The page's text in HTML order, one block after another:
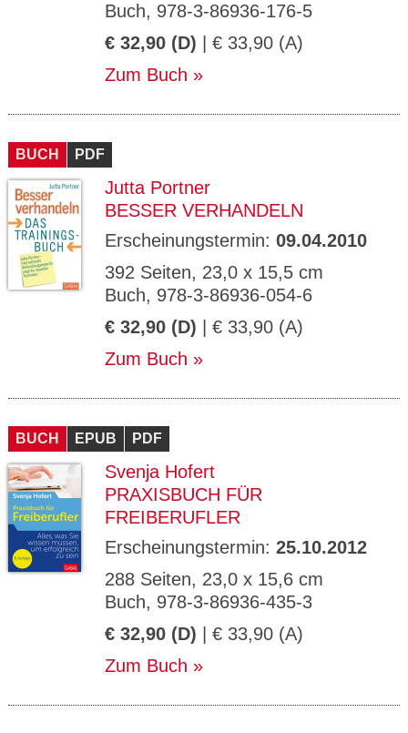
Buch, 978-3-86936-176-5
€ 32,90 (D) | € 33,90 (A)
Zum Buch
BUCH PDF
Jutta Portner
BESSER VERHANDELN
Erscheinungstermin: 09.04.2010
392 Seiten, 23,0 x 15,5 cm
Buch, 978-3-86936-054-6
€ 32,90 (D) | € 33,90 (A)
Zum Buch
BUCH EPUB PDF
Svenja Hofert
PRAXISBUCH FÜR
FREIBERUFLER
Erscheinungstermin: 25.10.2012
288 Seiten, 23,0 x 15,6 cm
Buch, 978-3-86936-435-3
€ 32,90 (D) | € 33,90 (A)
Zum Buch